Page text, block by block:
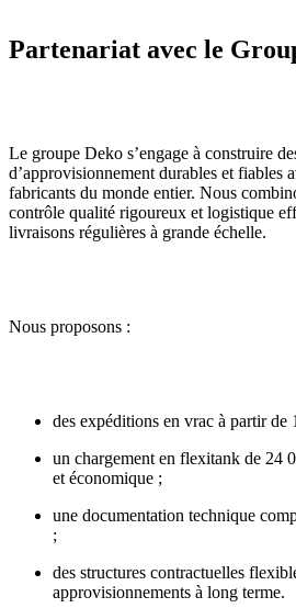
Partenariat avec le
Le groupe Deko s’engage à construire
d’approvisionnement durables et fiables
fabricants du monde entier. Nous
contrôle qualité rigoureux et logistique
livraisons régulières à grande échelle.
Nous proposons :
des expéditions en vrac à partir de
un chargement en flexitank de 24
et économique ;
une documentation technique
;
des structures contractuelles
approvisionnements à long terme.